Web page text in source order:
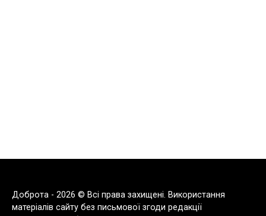
Доброта - 2026 © Всі права захищені. Використання
матеріалів сайту без письмової згоди редакції